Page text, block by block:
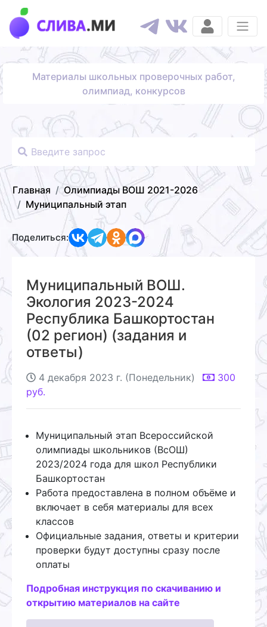
Материалы школьных проверочных работ,
олимпиад, конкурсов
Главная
Олимпиады ВОШ 2021-2026
Муниципальный этап
Поделиться:
Муниципальный ВОШ.
Экология 2023-2024
Республика Башкортостан
(02 регион) (задания и
ответы)
4 декабря 2023 г. (Понедельник)
300
руб.
Муниципальный этап Всероссийской
олимпиады школьников (ВсОШ)
2023/2024 года для школ Республики
Башкортостан
Работа предоставлена в полном объёме и
включает в себя материалы для всех
классов
Официальные задания, ответы и критерии
проверки будут доступны сразу после
оплаты
Подробная инструкция по скачиванию и
открытию материалов на сайте